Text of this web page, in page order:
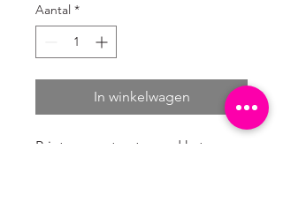
Aantal *
In winkelwagen
Print op gestructureerd katoen